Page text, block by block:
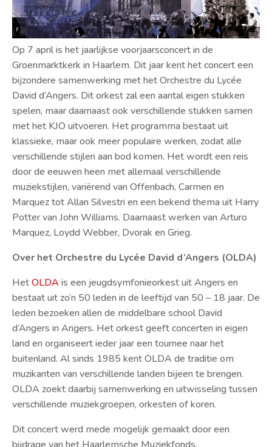
Op 7 april is het jaarlijkse voorjaarsconcert in de
Groenmarktkerk in Haarlem. Dit jaar kent het concert een
bijzondere samenwerking met het Orchestre du Lycée
David d’Angers. Dit orkest zal een aantal eigen stukken
spelen, maar daarnaast ook verschillende stukken samen
met het KJO uitvoeren. Het programma bestaat uit
klassieke, maar ook meer populaire werken, zodat alle
verschillende stijlen aan bod komen. Het wordt een reis
door de eeuwen heen met allemaal verschillende
muziekstijlen, variërend van Offenbach, Carmen en
Marquez tot Allan Silvestri en een bekend thema uit Harry
Potter van John Williams. Daarnaast werken van Arturo
Marquez, Loydd Webber, Dvorak en Grieg.
Over het Orchestre du Lycée David d’Angers (OLDA)
HetOLDAis een jeugdsymfonieorkest uit Angers en
bestaat uit zo’n 50 leden in de leeftijd van 50 – 18 jaar. De
leden bezoeken allen de middelbare school David
d’Angers in Angers. Het orkest geeft concerten in eigen
land en organiseert ieder jaar een tournee naar het
buitenland. Al sinds 1985 kent OLDA de traditie om
muzikanten van verschillende landen bijeen te brengen.
OLDA zoekt daarbij samenwerking en uitwisseling tussen
verschillende muziekgroepen, orkesten of koren.
Dit concert werd mede mogelijk gemaakt door een